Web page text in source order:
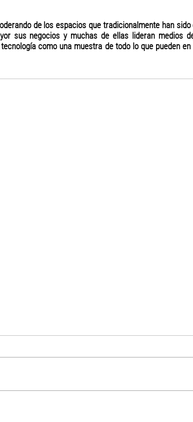
de los espacios que tradicionalmente han
sus negocios y muchas de ellas lideran medios
como una muestra de todo lo que pueden